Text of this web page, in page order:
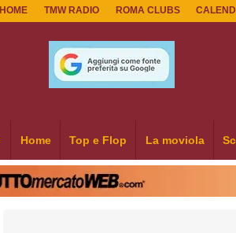
HOME TMW RADIO ROMA CLUBS
Home Top e Flop La moviola